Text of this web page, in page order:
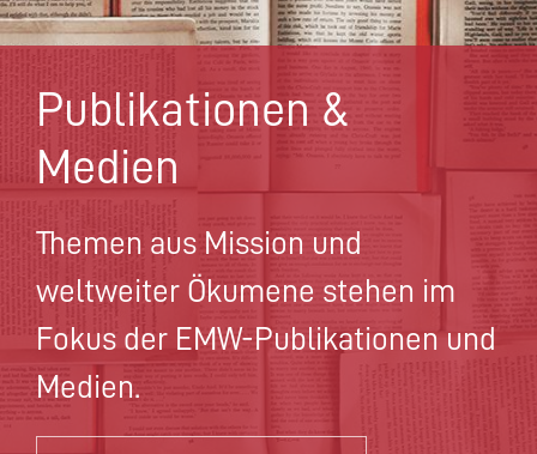
Publikationen &
Medien
Themen aus Mission und
weltweiter Ökumene stehen im
Fokus der EMW-Publikationen und
Medien.